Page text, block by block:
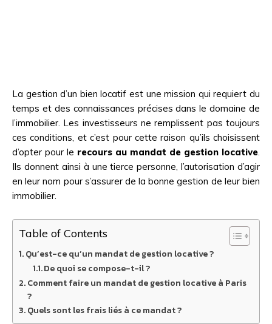
La gestion d’un bien locatif est une mission qui requiert du
temps et des connaissances précises dans le domaine de
l’immobilier. Les investisseurs ne remplissent pas toujours
ces conditions, et c’est pour cette raison qu’ils choisissent
d’opter pour le recours au mandat de gestion locative
Ils donnent ainsi à une tierce personne, l’autorisation d’agir
en leur nom pour s’assurer de la bonne gestion de leur bien
immobilier.
Table of Contents
Qu’est-ce qu’un mandat de gestion locative ?
De quoi se compose-t-il ?
Comment faire un mandat de gestion locative à Paris
?
Quels sont les frais liés à ce mandat ?